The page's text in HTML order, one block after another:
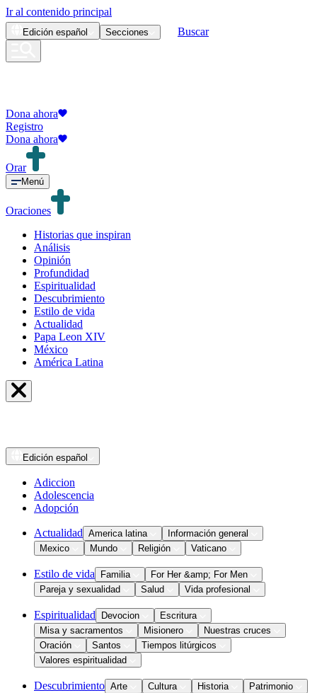
Ir al contenido principal
Edición español Secciones Buscar
Dona ahora
Registro
Dona ahora
Orar
Menú
Oraciones
Historias que inspiran
Análisis
Opinión
Profundidad
Espiritualidad
Descubrimiento
Estilo de vida
Actualidad
Papa Leon XIV
México
América Latina
Edición español
Adiccion
Adolescencia
Adopción
Actualidad America latina
Información general
Mexico
Mundo Religión Vaticano
Estilo de vida Familia
For Her &amp; For Men
Pareja y sexualidad
Salud Vida profesional
Espiritualidad Devocion
Escritura
Misa y sacramentos
Misionero
Nuestras cruces
Oración
Santos
Tiempos litúrgicos
Valores espiritualidad
Descubrimiento Arte Cultura Historia
Patrimonio